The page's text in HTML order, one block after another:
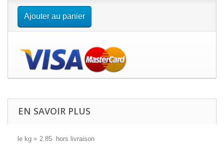
Ajouter au panier
EN SAVOIR PLUS
le kg = 2.85 hors livraison